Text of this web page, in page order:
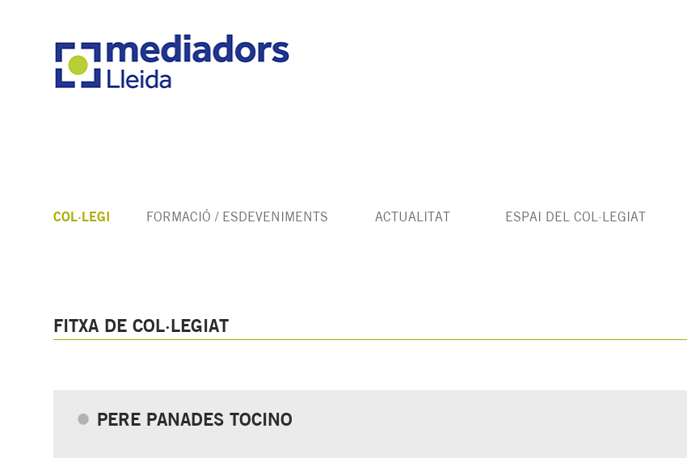
COL·LEGI FORMACIÓ / ESDEVENIMENTS ACTUALITAT ESPAI DEL COL·LEGIAT
FITXA DE COL·LEGIAT
PERE PANADES TOCINO